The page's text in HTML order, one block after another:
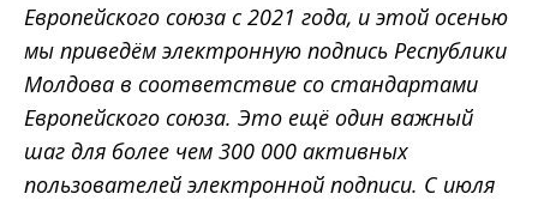
Европейского союза с 2021 года, и этой осенью
мы приведём электронную подпись Республики
Молдова в соответствие со стандартами
Европейского союза. Это ещё один важный
шаг для более чем 300 000 активных
пользователей электронной подписи. С июля